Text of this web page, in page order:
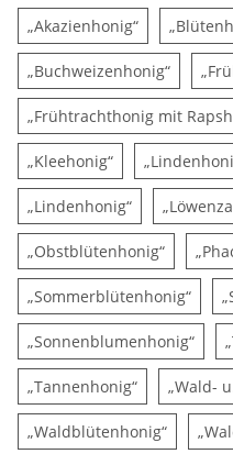
„Akazienhonig“
„Buchweizenhonig“
„Frühtrachthonig mit
„Kleehonig“„Kleehonig“
„Lindenhonig“
„Obstblütenhonig“
„Sommerblütenhonig“
„Sonnenblumenhonig“
„Tannenhonig“ „Wald-
„Waldblütenhonig“